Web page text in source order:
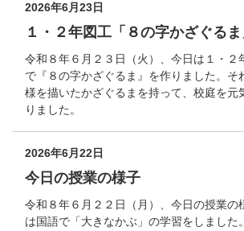
2026年6月23日
１・２年図工「８の字かざぐるま
令和８年６月２３日（火）、今日は１・２
で『８の字かざぐるま』を作りました。そ
様を描いたかざぐるまを持って、校庭を元
りました。
2026年6月22日
今日の授業の様子
令和８年６月２２日（月）、今日の授業の
は国語で「大きなかぶ」の学習をしました